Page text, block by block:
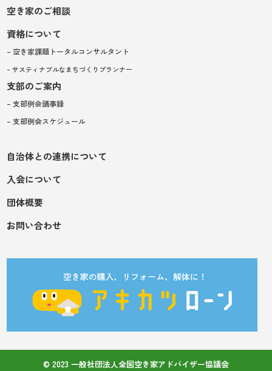
空き家のご相談
資格について
– 空き家課題トータルコンサルタント
– サスティナブルなまちづくりプランナー
支部のご案内
– 支部例会議事録
– 支部例会スケジュール
自治体との連携について
入会について
団体概要
お問い合わせ
© 2023 一般社団法人全国空き家アドバイザー協議会